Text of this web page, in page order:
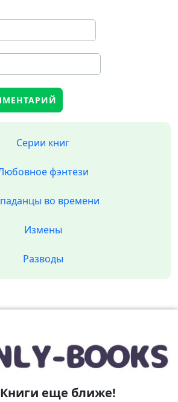
Серии книг
фэнтези
во времени
Измены
Разводы
еще ближе!